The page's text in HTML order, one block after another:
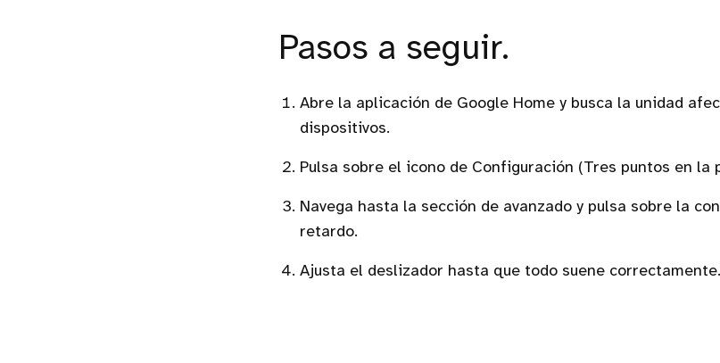
Pasos a seguir.
Abre la aplicación de Google Home y busca la unidad
dispositivos.
Pulsa sobre el icono de Configuración (Tres puntos en la
Navega hasta la sección de avanzado y pulsa sobre la
retardo.
Ajusta el deslizador hasta que todo suene correctamente.